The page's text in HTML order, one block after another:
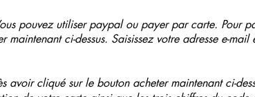
pouvez utiliser paypal ou payer par carte. Pour
ci-dessus. Saisissez votre adresse e-mail
cliqué sur le bouton acheter maintenant ci-